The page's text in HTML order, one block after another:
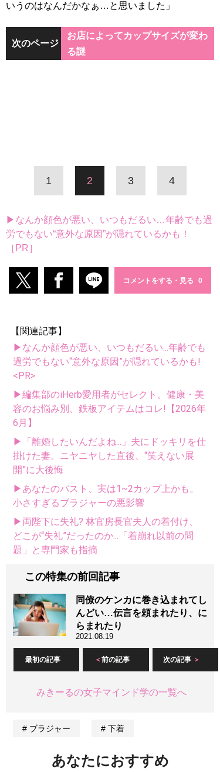
いうのはなんだかなぁ…と思いました」
次のページ
お店によってカップサイズが変わ
る謎
1 2 3 4
▶なんか顔色が悪い、いつもだるい…年齢でも過
労でもない“意外な原因”が隠れているかも！
［PR］
コメントをする・見る
【関連記事】
▶なんか顔色が悪い、いつもだるい...年齢でも
過労でもない“意外な原因”が隠れているかも!
<PR>
▶編集部のiHerb愛用者がセレクト。健康・美
容のお悩み別、鉄板アイテムはコレ!【2026年
6月】
▶「離婚したいんだよね...」夫にドッキリを仕
掛けた妻。ニヤニヤした直後、“笑えない展
開”に大後悔
▶あなたのバスト、実は1~2カップ上かも。
小さすぎるブラジャーの悪影響
▶両陛下に失礼? 林官房長官夫人の着付け、
どこが“失礼”だったのか...「着崩れ以前の問
題」と専門家も指摘
この特集の前回記事
同僚のケンカに巻き込まれてし
んどい…伝言を頼まれたり、に
らまれたり
2021.08.19
最初の記事 前の記事 次の記事
みきーるの女子マインド学の一覧へ
ブラジャー 下着
あなたにおすすめ